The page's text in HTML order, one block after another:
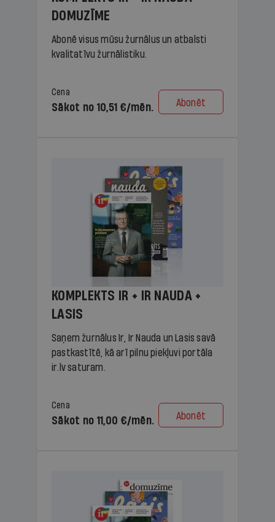
DOMUZĪME
Abonē visus mūsu žurnālus un atbalsti
kvalitatīvu žurnālistiku.
Cena
Sākot no 10,51 €/mēn. Abonēt
KOMPLEKTS IR + IR NAUDA +
LASIS
Saņem žurnālus Ir, Ir Nauda un Lasis savā
pastkastītē, kā arī pilnu piekļuvi portāla
ir.lv saturam.
Cena
Sākot no 11,00 €/mēn. Abonēt